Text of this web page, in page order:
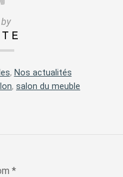
, Nos actualités
, salon du meuble
*